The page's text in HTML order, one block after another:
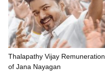
Thalapathy Vijay Remuneration
of Jana Nayagan